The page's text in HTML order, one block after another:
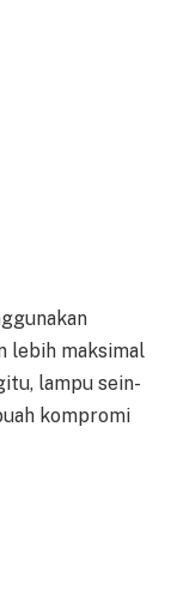
lebih maksimal
lampu sein-
kompromi